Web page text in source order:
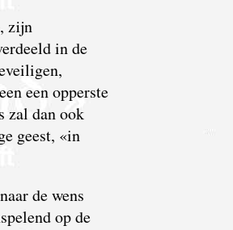
zijn
in de
een opperste
zal dan ook
geest, «in
de wens
op de